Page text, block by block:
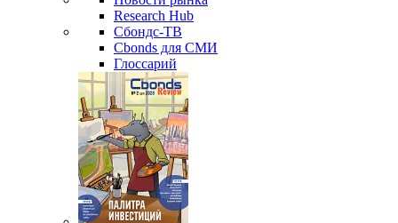
Research Hub
Сбондс-ТВ
Cbonds для СМИ
Глоссарий